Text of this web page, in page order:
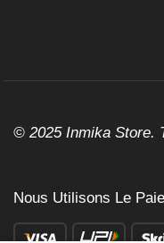
© 2025 Inmika Store.
Nous Utilisons Le